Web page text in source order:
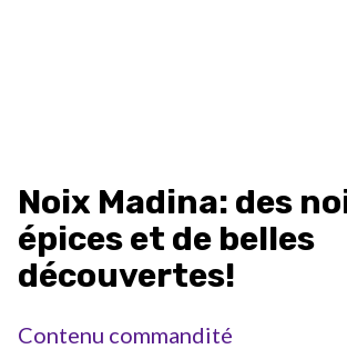
Noix Madina: des
épices et de belles
découvertes!
Contenu commandité